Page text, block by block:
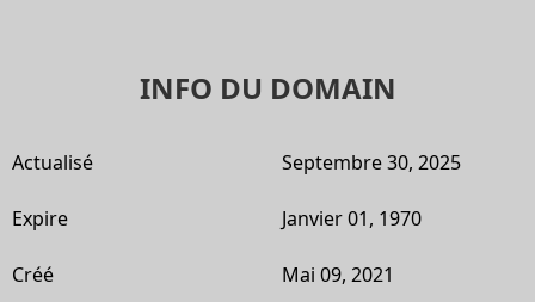
INFO DU DOMAIN
Actualisé Septembre 30, 2025
Expire Janvier 01, 1970
Créé Mai 09, 2021